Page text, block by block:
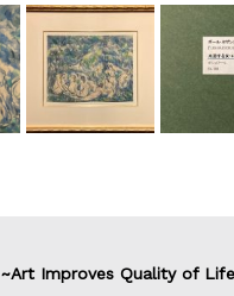
~Art Improves Quality of